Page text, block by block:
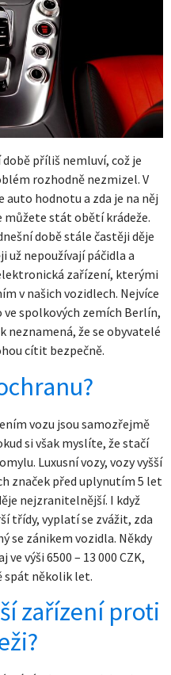
příliš nemluví, což je
rozhodně nezmizel. V
auto hodnotu a zda je na něj
můžete stát obětí krádeže.
době stále častěji děje
už nepoužívají páčidla a
zařízení, kterými
v našich vozidlech. Nejvíce
ve spolkových zemích Berlín,
neznamená, že se obyvatelé
cítit bezpečně.
vozu jsou samozřejmě
si však myslíte, že stačí
Luxusní vozy, vozy vyšší
značek před uplynutím 5 let
nejzranitelnější. I když
třídy, vyplatí se zvážit, zda
se zánikem vozidla. Někdy
výši 6500 – 13 000 CZK,
spát několik let.
zařízení proti